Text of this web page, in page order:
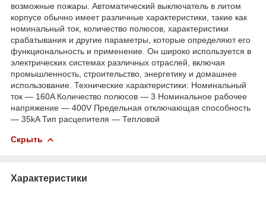
возможные пожары. Автоматический выключатель в литом
корпусе обычно имеет различные характеристики, такие как
номинальный ток, количество полюсов, характеристики
срабатывания и другие параметры, которые определяют его
функциональность и применение. Он широко используется в
электрических системах различных отраслей, включая
промышленность, строительство, энергетику и домашнее
использование. Технические характеристики: Номинальный
ток — 160A Количество полюсов — 3 Номинальное рабочее
напряжение — 400V Предельная отключающая способность
— 35kA Тип расцепителя — Тепловой
Скрыть
Характеристики